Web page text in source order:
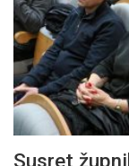
Susret